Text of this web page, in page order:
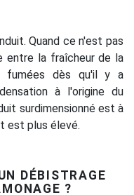
Quand ce n'est pas
entre la fraîcheur de la
fumées dès qu'il y a
à l'origine du
surdimensionné est à
est plus élevé.
DÉBISTRAGE
?